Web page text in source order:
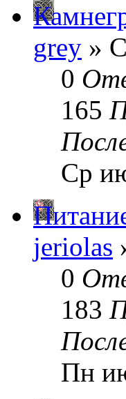
grey »
0
165
Ср
jeriolas
0
183
Пн